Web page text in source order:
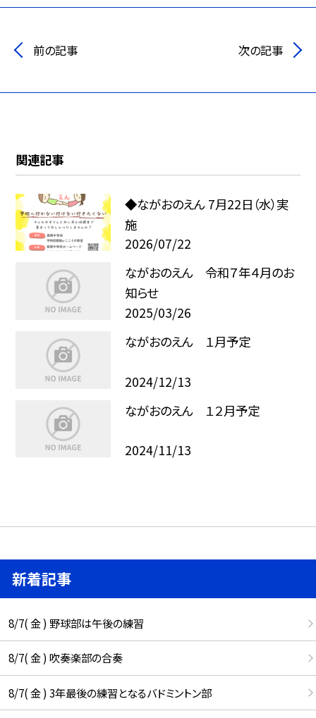
前の記事 次の記事
関連記事
◆ながおのえん 7月22日（水）実
施
2026/07/22
ながおのえん 令和７年４月のお
知らせ
2025/03/26
ながおのえん １月予定
2024/12/13
ながおのえん １２月予定
2024/11/13
新着記事
8/7( 金 ) 野球部は午後の練習
8/7( 金 ) 吹奏楽部の合奏
8/7( 金 ) 3年最後の練習となるバドミントン部